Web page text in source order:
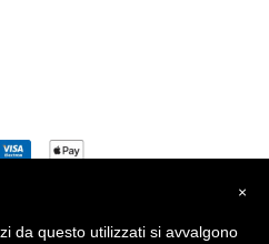
×
da questo utilizzati si avvalgono